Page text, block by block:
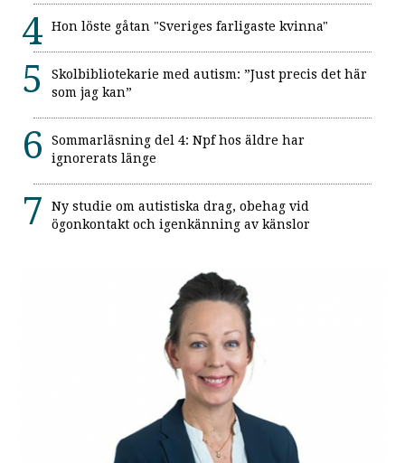
Hon löste gåtan "Sveriges farligaste kvinna"
Skolbibliotekarie med autism: ”Just precis det här
som jag kan”
Sommarläsning del 4: Npf hos äldre har
ignorerats länge
Ny studie om autistiska drag, obehag vid
ögonkontakt och igenkänning av känslor